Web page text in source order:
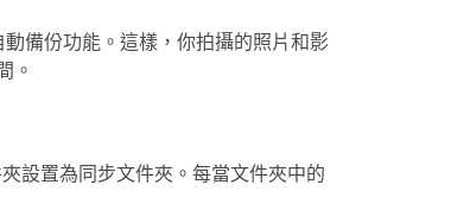
備份功能。這樣，你拍攝的照片和影
。
設置為同步文件夾。每當文件夾中的